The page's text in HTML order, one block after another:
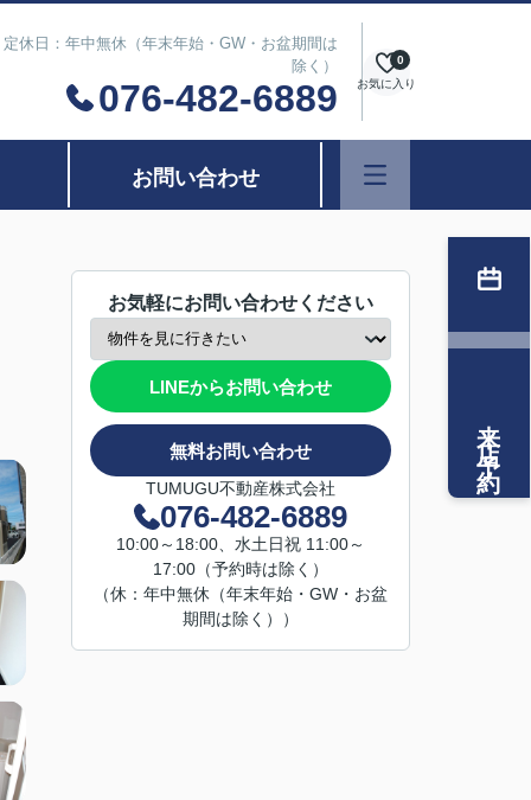
休日：年中無休（年末年始・GW・お盆期間は
除く）
076-482-6889 お気に入り
0
お問い合わせ
お気軽にお問い合わせください
LINEからお問い合わせ
無料お問い合わせ
TUMUGU不動産株式会社
076-482-6889
10:00～18:00、水土日祝 11:00～
17:00（予約時は除く）
（休：年中無休（年末年始・GW・お盆
期間は除く））
来店予約